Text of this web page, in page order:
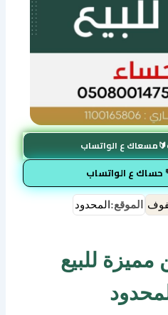
ع الواتساب
حساك ع الواتساب
الموقع: المحدود
مميزة للبيع